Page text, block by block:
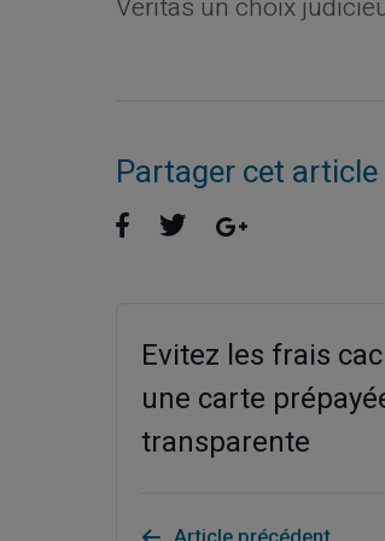
Veritas un choix
Partager cet article
Evitez les frais
une carte
transparente